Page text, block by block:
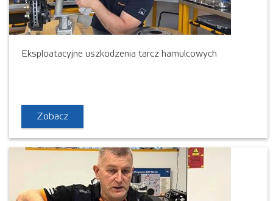
Eksploatacyjne uszkodzenia tarcz hamulcowych
Zobacz